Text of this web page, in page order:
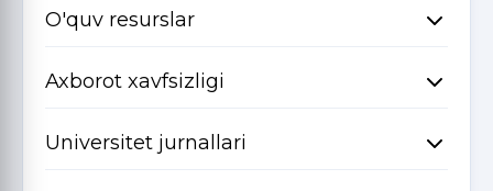
O'quv resurslar
Axborot xavfsizligi
Universitet jurnallari